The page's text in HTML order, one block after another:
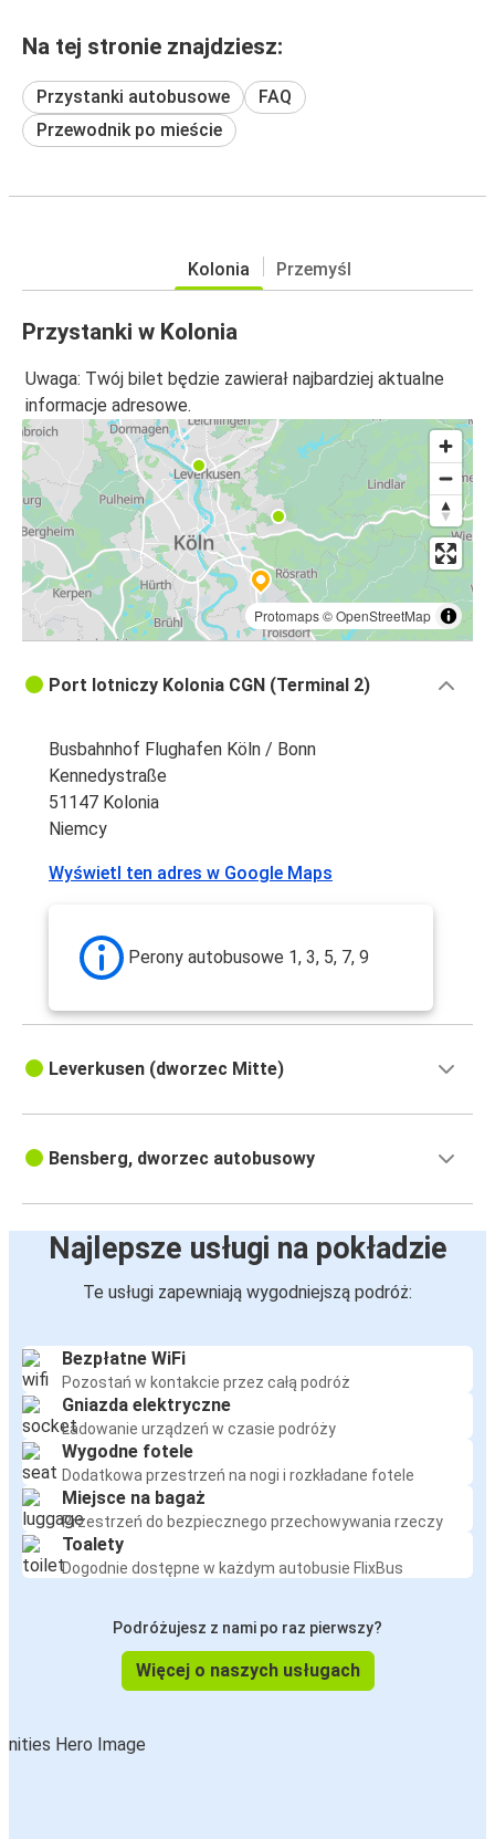
Na tej stronie znajdziesz:
Przystanki autobusowe
FAQ
Przewodnik po mieście
Kolonia Przemyśl
Przystanki w Kolonia
Uwaga: Twój bilet będzie zawierał najbardziej aktualne
informacje adresowe.
Protomaps©OpenStreetMap
Port lotniczy Kolonia CGN (Terminal 2)
Busbahnhof Flughafen Köln / Bonn
Kennedystraße
51147 Kolonia
Niemcy
Wyświetl ten adres w Google Maps
Perony autobusowe 1, 3, 5, 7, 9
Leverkusen (dworzec Mitte)
Bensberg, dworzec autobusowy
Najlepsze usługi na pokładzie
Te usługi zapewniają wygodniejszą podróż:
Bezpłatne WiFi
Pozostań w kontakcie przez całą podróż
Gniazda elektryczne
Ładowanie urządzeń w czasie podróży
Wygodne fotele
Dodatkowa przestrzeń na nogi i rozkładane fotele
Miejsce na bagaż
Przestrzeń do bezpiecznego przechowywania rzeczy
Toalety
Dogodnie dostępne w każdym autobusie FlixBus
Podróżujesz z nami po raz pierwszy?
Więcej o naszych usługach